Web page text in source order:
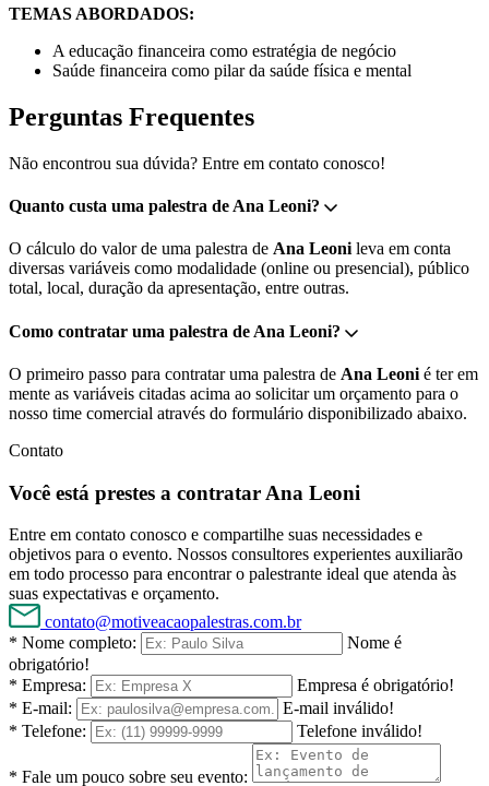
TEMAS ABORDADOS:
A educação financeira como estratégia de negócio
Saúde financeira como pilar da saúde física e mental
Perguntas Frequentes
Não encontrou sua dúvida? Entre em contato conosco!
Quanto custa uma palestra de Ana Leoni?
O cálculo do valor de uma palestra de Ana Leonileva em conta
diversas variáveis como modalidade (online ou presencial), público
total, local, duração da apresentação, entre outras.
Como contratar uma palestra de Ana Leoni?
O primeiro passo para contratar uma palestra de Ana Leoni é ter em
mente as variáveis citadas acima ao solicitar um orçamento para o
nosso time comercial através do formulário disponibilizado abaixo.
Contato
Você está prestes a contratar Ana Leoni
Entre em contato conosco e compartilhe suas necessidades e
objetivos para o evento. Nossos consultores experientes auxiliarão
em todo processo para encontrar o palestrante ideal que atenda às
suas expectativas e orçamento.
contato@motiveacaopalestras.com.br
* Nome completo:
Nome é
obrigatório!
* Empresa:
Empresa é obrigatório!
* E-mail:
E-mail inválido!
* Telefone:
Telefone inválido!
* Fale um pouco sobre seu evento: